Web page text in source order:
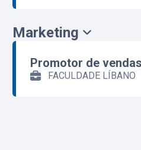
Marketing
Promotor de vendas
FACULDADE LÍBANO